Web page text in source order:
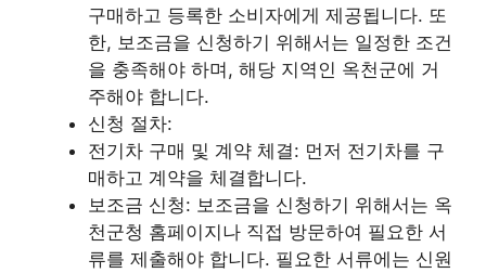
구매하고 등록한 소비자에게 제공됩니다. 또
한, 보조금을 신청하기 위해서는 일정한 조건
을 충족해야 하며, 해당 지역인 옥천군에 거
주해야 합니다.
신청 절차:
전기차 구매 및 계약 체결: 먼저 전기차를 구
매하고 계약을 체결합니다.
보조금 신청: 보조금을 신청하기 위해서는 옥
천군청 홈페이지나 직접 방문하여 필요한 서
류를 제출해야 합니다. 필요한 서류에는 신원